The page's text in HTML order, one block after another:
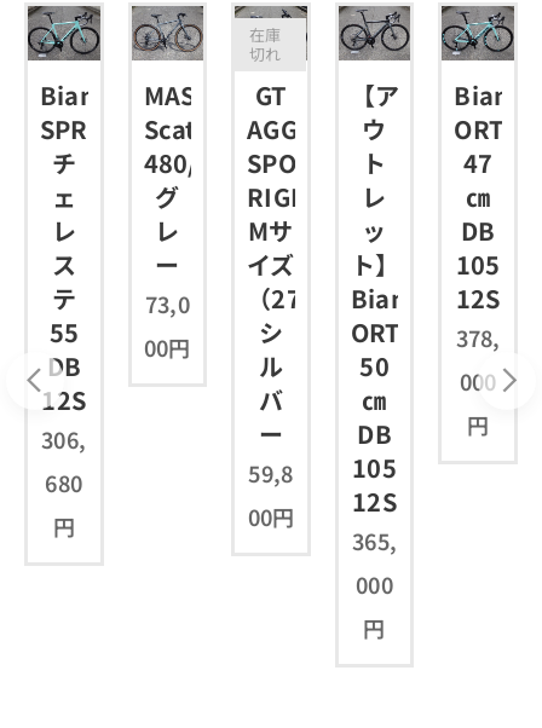
Bianchi
SPRINT
チ
ェ
レ
ス
テ
55
DB
12S
306,
680
円
MASI
Scatto
480/M
グ
レ
ー
73,0
00円
GT
AGGRESSOR
SPORT
RIGID
Mサ
イズ
（27.5）
シ
ル
バ
ー
在庫
切れ
59,8
00円
【ア
ウ
ト
レ
ッ
ト】
Bianchi
ORTRE
50
㎝
DB
105
12S
365,
000
円
ORTRE
47
㎝
DB
105
12S
378,
000
円